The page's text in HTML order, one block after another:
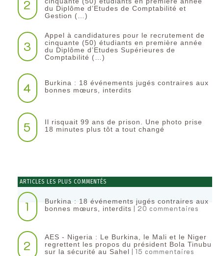
2
du Diplôme d’Etudes de Comptabilité et
Gestion (…)
3
Appel à candidatures pour le recrutement de
cinquante (50) étudiants en première année
du Diplôme d’Etudes Supérieures de
Comptabilité (…)
4
Burkina : 18 événements jugés contraires aux
bonnes mœurs, interdits
5
Il risquait 99 ans de prison. Une photo prise
18 minutes plus tôt a tout changé
ARTICLES LES PLUS COMMENTÉS
1
Burkina : 18 événements jugés contraires aux
bonnes mœurs, interdits | 20 commentaires
2
AES - Nigeria : Le Burkina, le Mali et le Niger
regrettent les propos du président Bola Tinubu
sur la sécurité au Sahel | 15 commentaires